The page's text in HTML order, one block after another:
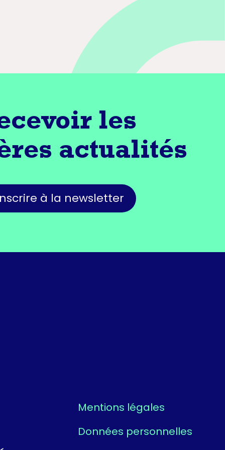
les
actualités
à la newsletter
Mentions légales
Données personnelles